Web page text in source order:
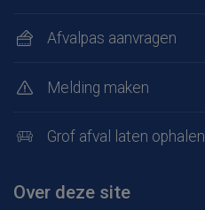
Afvalpas aanvragen
Melding maken
Grof afval laten ophalen
Over deze site